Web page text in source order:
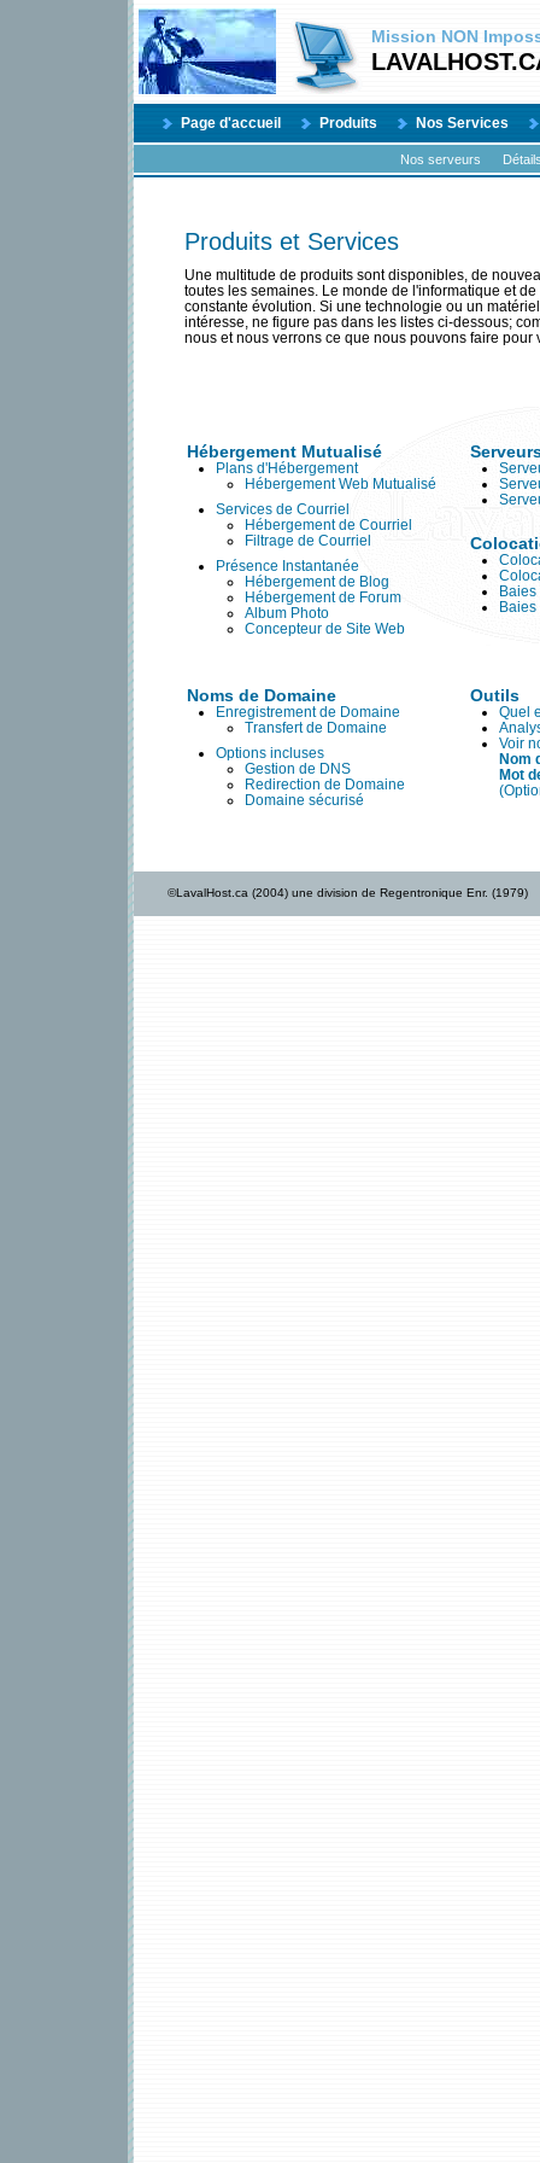
Mission NON
Page d'accueil Produits Nos Services
Nos serveurs
Produits et Services
Une multitude de produits sont disponibles, de
toutes les semaines. Le monde de l'informatique et
constante évolution. Si une technologie ou un
intéresse, ne figure pas dans les listes ci-dessous;
nous et nous verrons ce que nous pouvons faire pour
Hébergement Mutualisé
Plans d'Hébergement
Hébergement Web Mutualisé
Services de Courriel
Hébergement de Courriel
Filtrage de Courriel
Présence Instantanée
Hébergement de Blog
Hébergement de Forum
Album Photo
Concepteur de Site Web
Noms de Domaine
Enregistrement de Domaine
Transfert de Domaine
Options incluses
Gestion de DNS
Redirection de Domaine
Domaine sécurisé
Outils
Quel
Voir
Nom
Mot
©LavalHost.ca (2004) une division de Regentronique Enr. (1979)